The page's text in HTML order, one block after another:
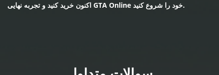
اکنون خرید کنید و تجربه نهایی GTA Online خود را شروع کنید.